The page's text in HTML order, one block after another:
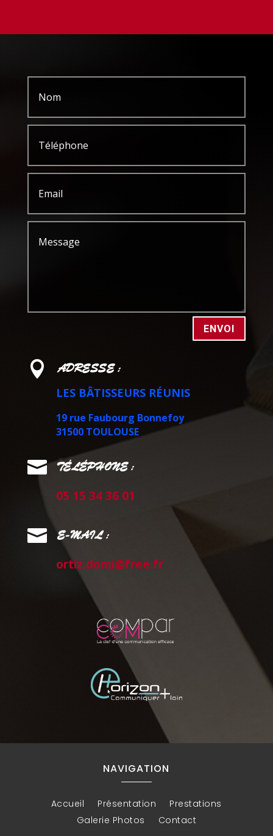
ENVOI
 ADRESSE :
LES BÂTISSEURS RÉUNIS
19 rue Faubourg Bonnefoy
31500 TOULOUSE
 TÉLÉPHONE :
05 15 34 36 01
 E-MAIL :
ortiz.domi@free.fr
NAVIGATION
Accueil Présentation
Prestations
Galerie Photos
Contact